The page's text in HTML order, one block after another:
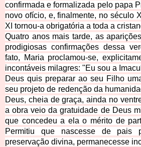
confirmada e formalizada pelo papa
novo ofício, e, finalmente, no século
XI tornou-a obrigatória a toda a
Quatro anos mais tarde, as
prodigiosas confirmações dessa
fato, Maria proclamou-se,
incontáveis milagres: "Eu sou a
Deus quis preparar ao seu Filho
seu projeto de redenção da
Deus, cheia de graça, ainda no
a obra veio da gratuidade de Deus
que concedeu a ela o mérito de
Permitiu que nascesse de pais
preservação divina, permanecesse